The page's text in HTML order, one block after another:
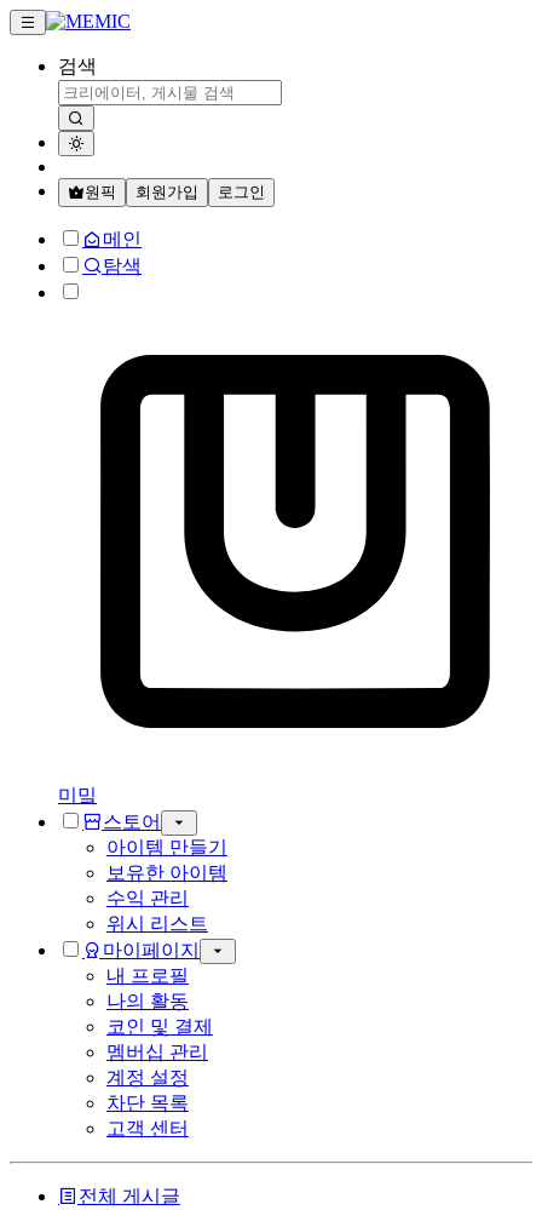
검색
원픽 회원가입 로그인
메인
탐색
미밐
스토어
아이템 만들기
보유한 아이템
수익 관리
위시 리스트
마이페이지
내 프로필
나의 활동
코인 및 결제
멤버십 관리
계정 설정
차단 목록
고객 센터
전체 게시글